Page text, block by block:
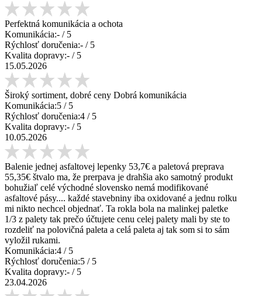
Perfektná komunikácia a ochota
Komunikácia:- / 5
Rýchlosť doručenia:- / 5
Kvalita dopravy:- / 5
15.05.2026
Široký sortiment, dobré ceny Dobrá komunikácia
Komunikácia:5 / 5
Rýchlosť doručenia:4 / 5
Kvalita dopravy:- / 5
10.05.2026
Balenie jednej asfaltovej lepenky 53,7€ a paletová preprava
55,35€ štvalo ma, že prerpava je drahšia ako samotný produkt
bohužiaľ celé východné slovensko nemá modifikované
asfaltové pásy.... každé stavebniny iba oxidované a jednu rolku
mi nikto nechcel objednať. Ta rokla bola na malinkej paletke
1/3 z palety tak prečo účtujete cenu celej palety mali by ste to
rozdeliť na polovičná paleta a celá paleta aj tak som si to sám
vyložil rukami.
Komunikácia:4 / 5
Rýchlosť doručenia:5 / 5
Kvalita dopravy:- / 5
23.04.2026